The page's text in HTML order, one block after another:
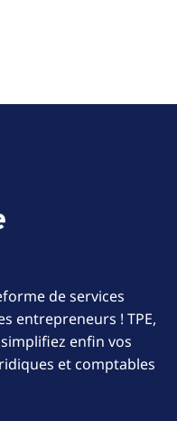
de services
entrepreneurs ! TPE,
enfin vos
et comptables